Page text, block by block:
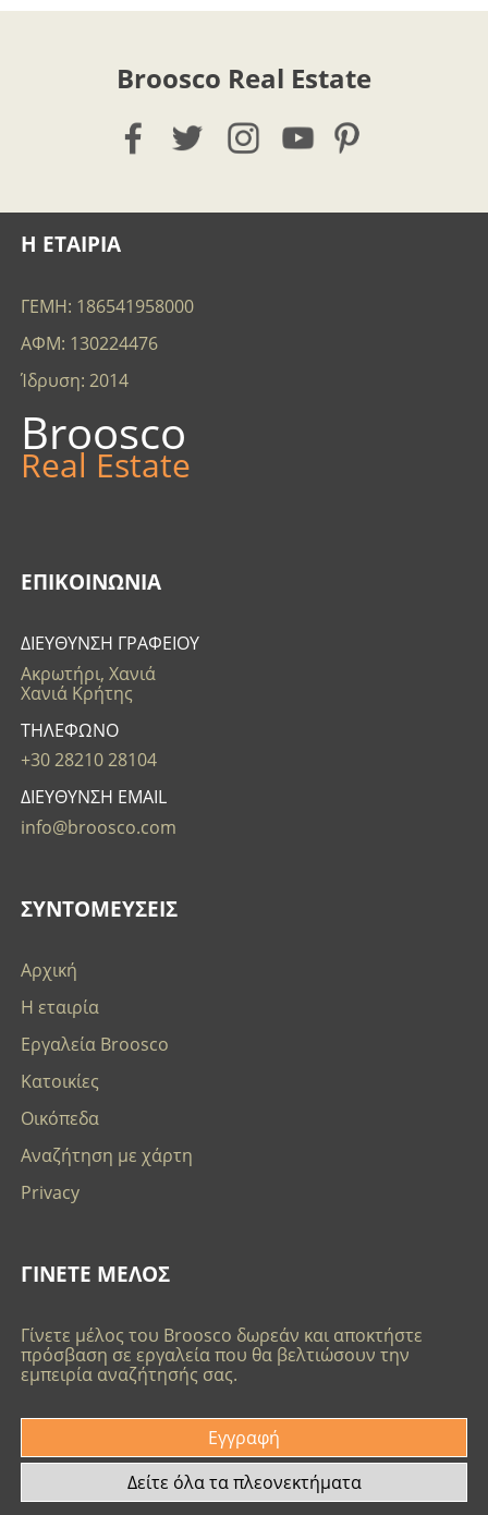
Broosco Real Estate
Η ΕΤΑΙΡΙΑ
ΓΕΜΗ: 186541958000
ΑΦΜ: 130224476
Ίδρυση: 2014
Broosco
Real Estate
ΕΠΙΚΟΙΝΩΝΊΑ
ΔΙΕΥΘΥΝΣΗ ΓΡΑΦΕΙΟΥ
Ακρωτήρι, Χανιά
Χανιά Κρήτης
ΤΗΛΕΦΩΝΟ
+30 28210 28104
ΔΙΕΥΘΥΝΣΗ EMAIL
info@broosco.com
ΣΥΝΤΟΜΕΥΣΕΙΣ
Αρχική
Η εταιρία
Εργαλεία Broosco
Κατοικίες
Οικόπεδα
Αναζήτηση με χάρτη
Privacy
ΓΙΝΕΤΕ ΜΕΛΟΣ
Γίνετε μέλος του Broosco δωρεάν και αποκτήστε
πρόσβαση σε εργαλεία που θα βελτιώσουν την
εμπειρία αναζήτησής σας.
Εγγραφή
Δείτε όλα τα πλεονεκτήματα